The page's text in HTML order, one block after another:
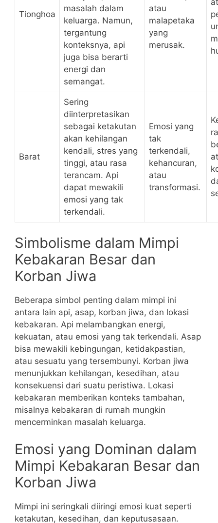
Tionghoa
masalah dalam
keluarga. Namun,
tergantung
konteksnya, api
juga bisa berarti
energi dan
semangat.
atau
malapetaka
yang
merusak.
Barat
Sering
diinterpretasikan
sebagai ketakutan
akan kehilangan
kendali, stres yang
tinggi, atau rasa
terancam. Api
dapat mewakili
emosi yang tak
terkendali.
Emosi yang
tak
terkendali,
kehancuran,
atau
transformasi.
Simbolisme dalam Mimpi
Kebakaran Besar dan
Korban Jiwa
Beberapa simbol penting dalam mimpi ini
antara lain api, asap, korban jiwa, dan lokasi
kebakaran. Api melambangkan energi,
kekuatan, atau emosi yang tak terkendali. Asap
bisa mewakili kebingungan, ketidakpastian,
atau sesuatu yang tersembunyi. Korban jiwa
menunjukkan kehilangan, kesedihan, atau
konsekuensi dari suatu peristiwa. Lokasi
kebakaran memberikan konteks tambahan,
misalnya kebakaran di rumah mungkin
mencerminkan masalah keluarga.
Emosi yang Dominan dalam
Mimpi Kebakaran Besar dan
Korban Jiwa
Mimpi ini seringkali diiringi emosi kuat seperti
ketakutan, kesedihan, dan keputusasaan.